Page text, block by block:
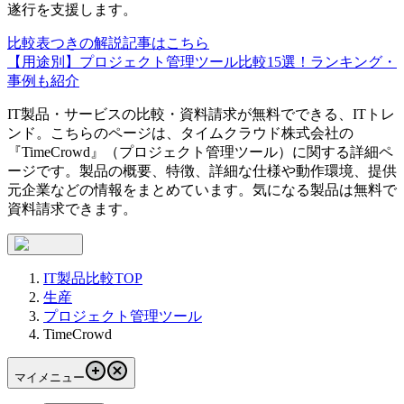
遂行を支援します。
比較表つきの解説記事はこちら
【用途別】プロジェクト管理ツール比較15選！ランキング・
事例も紹介
IT製品・サービスの比較・資料請求が無料でできる、ITトレ
ンド。こちらのページは、
タイムクラウド株式会社の
『TimeCrowd 』（プロジェクト管理ツール）に関する詳細ペ
ージです。製品の概要、特徴、詳細な仕様や動作環境、提供
元企業などの情報をまとめています。気になる製品は無料で
資料請求できます。
IT製品比較TOP
生産
プロジェクト管理ツール
TimeCrowd
マイメニュー